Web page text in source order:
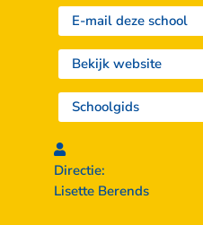
E-mail deze school
Bekijk website
Schoolgids
Directie:
Lisette Berends